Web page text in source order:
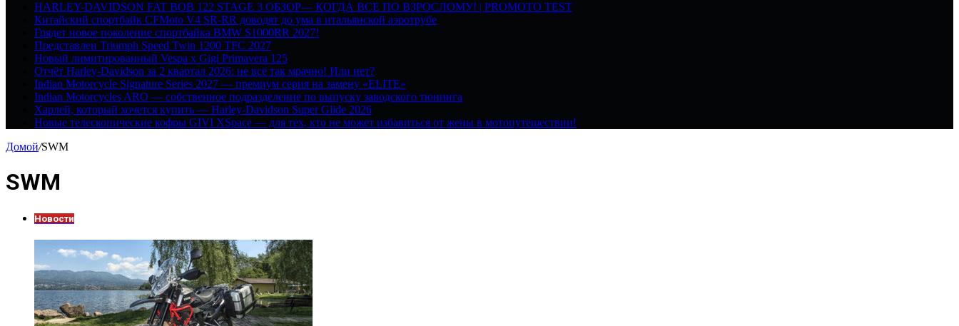
HARLEY-DAVIDSON FAT BOB 122 STAGE 3 ОБЗОР— КОГДА ВСЕ ПО ВЗРОСЛОМУ! | PROMOTO TEST
Китайский спортбайк CFMoto V4 SR-RR доводят до ума в итальянской аэротрубе
Грядет новое поколение спортбайка BMW S1000RR 2027!
Представлен Triumph Speed Twin 1200 TFC 2027
Новый лимитированный Vespa x Gigi Primavera 125
Отчёт Harley-Davidson за 2 квартал 2026: не всё так мрачно! Или нет?
Indian Motorcycle Signature Series 2027 — премиум серия на замену «ELITE»
Indian Motorcycles ARO — собственное подразделение по выпуску заводского тюнинга
Харлей, который хочется купить — Harley-Davidson Super Glide 2026
Новые телескопические кофры GIVI XSpace — для тех, кто не может избавиться от жены в мотопутешествии!
Домой/SWM
SWM
Новости